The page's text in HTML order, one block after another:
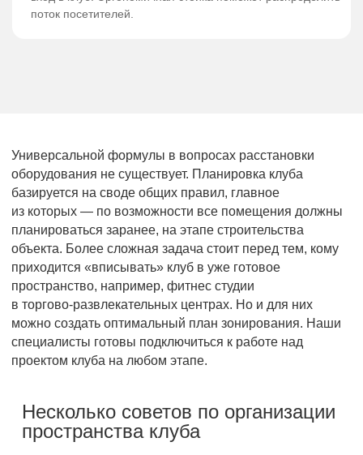
поток посетителей.
Универсальной формулы в вопросах расстановки
оборудования не существует. Планировка клуба
базируется на своде общих правил, главное
из которых — по возможности все помещения должны
планироваться заранее, на этапе строительства
объекта. Более сложная задача стоит перед тем, кому
приходится «вписывать» клуб в уже готовое
пространство, например, фитнес студии
в торгово-развлекательных центрах. Но и для них
можно создать оптимальный план зонирования. Наши
специалисты готовы подключиться к работе над
проектом клуба на любом этапе.
Несколько советов по организации
пространства клуба